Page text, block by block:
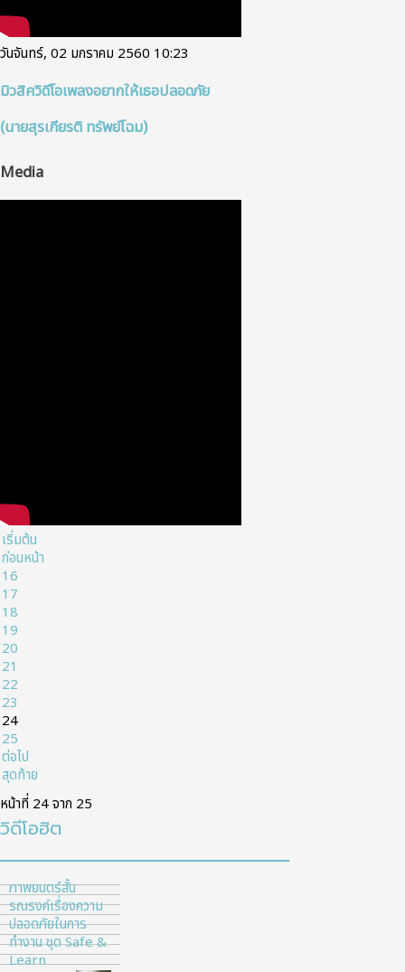
วันจันทร์, 02 มกราคม 2560 10:23
มิวสิควิดีโอเพลงอยากให้เธอปลอดภัย
(นายสุรเกียรติ ทรัพย์โฉม)
Media
เริ่มต้น
ก่อนหน้า
16
17
18
19
20
21
22
23
24
25
ต่อไป
สุดท้าย
หน้าที่ 24 จาก 25
วิดีโอฮิต
ภาพยนตร์สั้น
รณรงค์เรื่องความ
ปลอดภัยในการ
ทำงาน ชุด Safe &
Learn